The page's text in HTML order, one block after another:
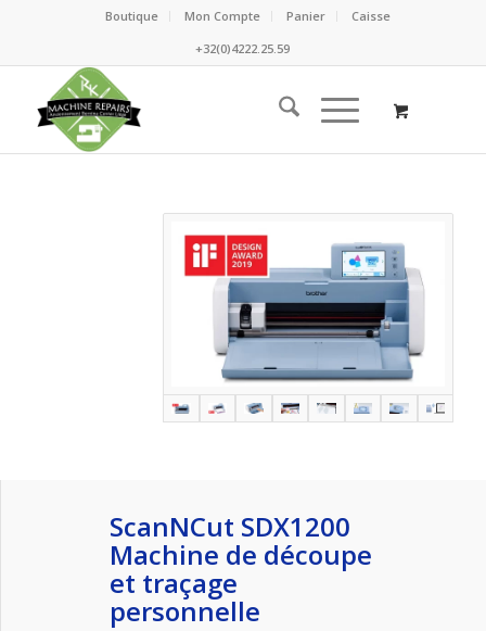
Boutique Mon Compte Panier
Caisse
+32(0)4222.25.59
ScanNCut SDX1200
Machine de découpe
et traçage
personnelle